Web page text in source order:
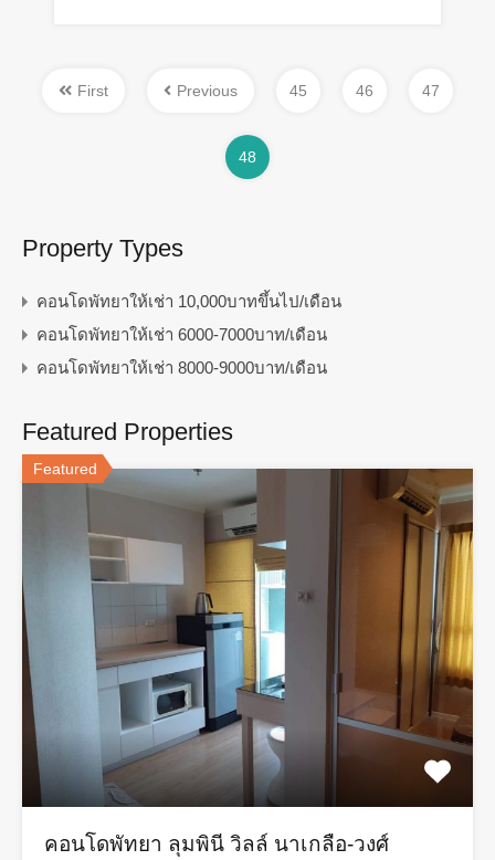
First Previous 45 46 47
48
Property Types
คอนโดพัทยาให้เช่า 10,000บาทขึ้นไป/เดือน
คอนโดพัทยาให้เช่า 6000-7000บาท/เดือน
คอนโดพัทยาให้เช่า 8000-9000บาท/เดือน
Featured Properties
Featured
คอนโดพัทยา ลุมพินี วิลล์ นาเกลือ-วงศ์